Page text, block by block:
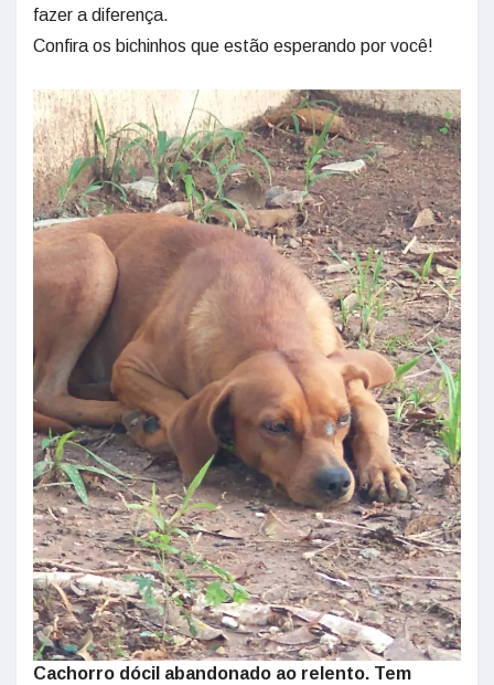
fazer a diferença.
Confira os bichinhos que estão esperando por você!
Cachorro dócil abandonado ao relento. Tem